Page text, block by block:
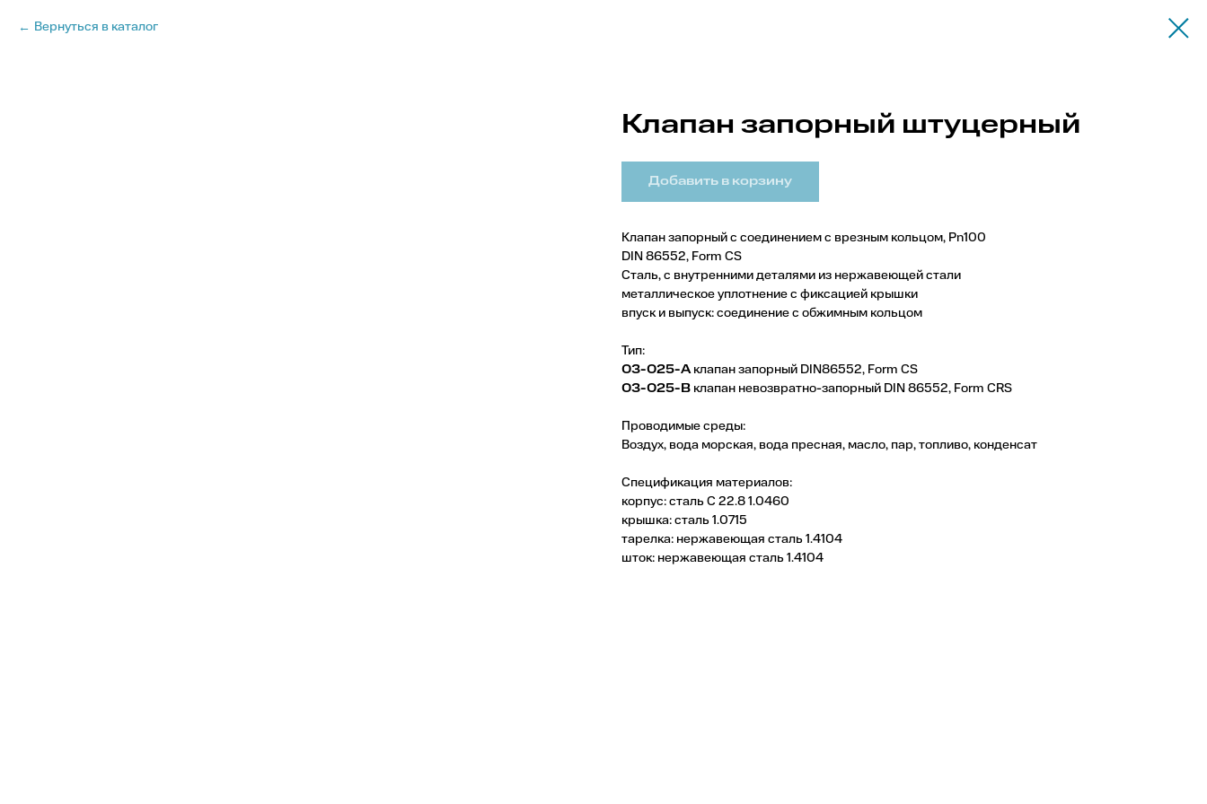
Вернуться в каталог
Клапан запорный штуцерный
Добавить в корзину
Клапан запорный с соединением с врезным кольцом, Pn100
DIN 86552, Form СS
Сталь, с внутренними деталями из нержавеющей стали
металлическое уплотнение с фиксацией крышки
впуск и выпуск: соединение с обжимным кольцом
Тип:
03-025-Аклапан запорный DIN86552, Form CS
03-025-В клапан невозвратно-запорный DIN 86552, Form CRS
Проводимые среды:
Воздух, вода морская, вода пресная, масло, пар, топливо, конденсат
Спецификация материалов:
корпус: сталь С 22.8 1.0460
крышка: сталь 1.0715
тарелка: нержавеющая сталь 1.4104
шток: нержавеющая сталь 1.4104